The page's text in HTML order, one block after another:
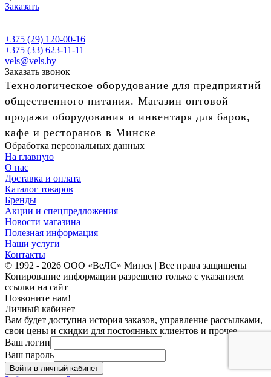
Заказать
+375 (29) 120-00-16
+375 (33) 623-11-11
vels@vels.by
Заказать звонок
Технологическое оборудование для предприятий
общественного питания. Магазин оптовой
продажи оборудования и инвентаря для баров,
кафе и ресторанов в Минске
Обработка персональных данных
На главную
О нас
Доставка и оплата
Каталог товаров
Бренды
Акции и спецпредложения
Новости магазина
Полезная информация
Наши услуги
Контакты
© 1992 - 2026 ООО «ВеЛС» Минск | Все права защищены
Копирование информации разрешено только с указанием
ссылки на сайт
Позвоните нам!
Личный кабинет
Вам будет доступна история заказов, управление рассылками,
свои цены и скидки для постоянных клиентов и прочее.
Ваш логин
Ваш пароль
Войти в личный кабинет